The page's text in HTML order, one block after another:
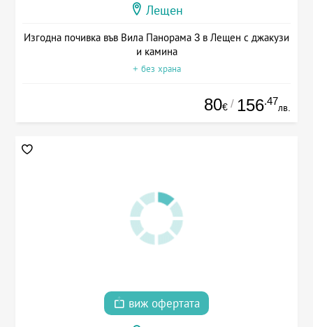
Лещен
Изгодна почивка във Вила Панорама 3 в Лещен с джакузи
и камина
+ без храна
80€ / 156.47
лв.
виж офертата